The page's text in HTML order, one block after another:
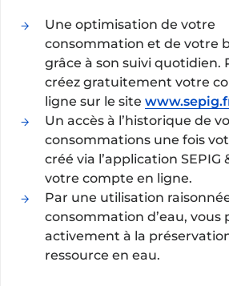
Une optimisation de votre
consommation et de votre
grâce à son suivi quotidien.
créez gratuitement votre
ligne sur le site
Un accès à l’historique de
consommations une fois
créé via l’application SEPIG
votre compte en ligne.
Par une utilisation
consommation d’eau, vous
activement à la
ressource en eau.